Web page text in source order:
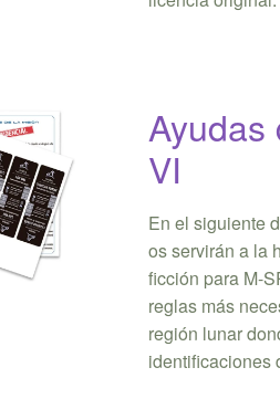
Ayudas
VI
En el siguiente
os servirán a la
ficción para M-
reglas más
región lunar
identificaciones